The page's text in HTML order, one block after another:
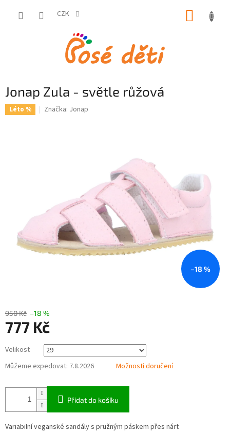
CZK
Jonap Zula - světle růžová
Léto % Značka: Jonap
–18 %
950 Kč –18 %
777 Kč
cena:
Velikost
Můžeme expedovat: 7.8.2026 Možnosti doručení
Přidat do košíku
Variabilní veganské sandály s pružným páskem přes nárt